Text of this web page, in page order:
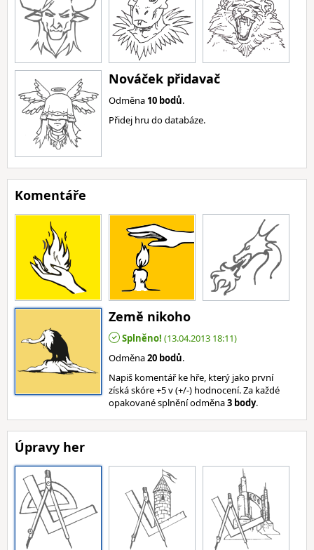
Nováček přidavač
Odměna 10 bodů.
Přidej hru do databáze.
Komentáře
Země nikoho
Splněno! (13.04.2013 18:11)
Odměna20 bodů.
Napiš komentář ke hře, který jako první
získá skóre +5 v (+/-) hodnocení. Za každé
opakované splnění odměna3 body.
Úpravy her